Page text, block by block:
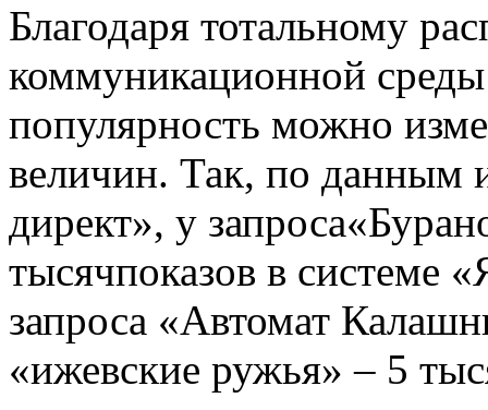
Благодаря тотальному
коммуникационной
популярность можно
величин. Так, по данным
директ», у
тысячпоказов в системе
запроса «Автомат
«ижевские ружья» – 5